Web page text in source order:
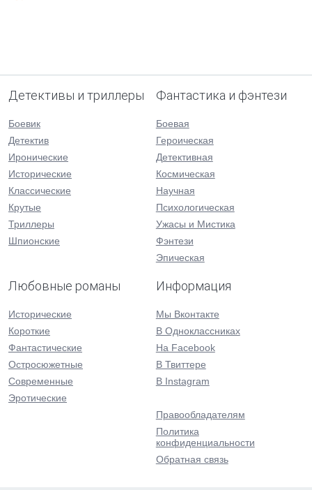
Детективы и триллеры
Боевик
Детектив
Иронические
Исторические
Классические
Крутые
Триллеры
Шпионские
Фантастика и фэнтези
Боевая
Героическая
Детективная
Космическая
Научная
Психологическая
Ужасы и Мистика
Фэнтези
Эпическая
Любовные романы
Исторические
Короткие
Фантастические
Остросюжетные
Современные
Эротические
Информация
Мы Вконтакте
В Одноклассниках
На Facebook
В Твиттере
В Instagram
Правообладателям
Политика
конфиденциальности
Обратная связь